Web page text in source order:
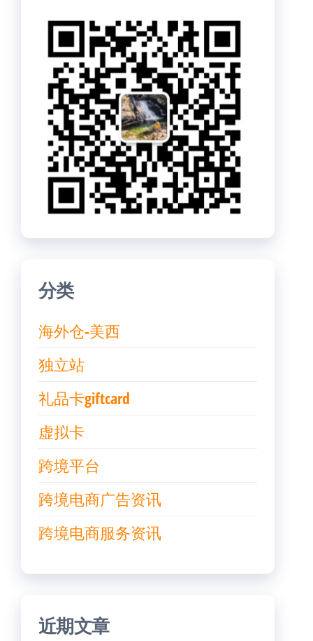
分类
海外仓-美西
独立站
礼品卡giftcard
虚拟卡
跨境平台
跨境电商广告资讯
跨境电商服务资讯
近期文章